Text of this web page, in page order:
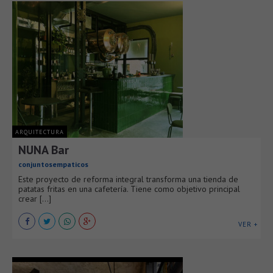
ARQUITECTURA
NUNA Bar
conjuntosempaticos
Este proyecto de reforma integral transforma una tienda de
patatas fritas en una cafetería. Tiene como objetivo principal
crear [...]
VER +